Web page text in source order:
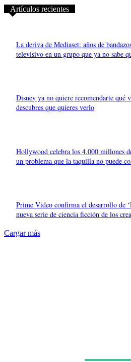
Artículos recientes
La deriva de Mediaset: años de
televisivo en un grupo que ya no sabe
Disney ya no quiere recomendarte qué
descubres que quieres verlo
Hollywood celebra los 4.000 millones
un problema que la taquilla no puede
Prime Video confirma el desarrollo de
nueva serie de ciencia ficción de los
Cargar más